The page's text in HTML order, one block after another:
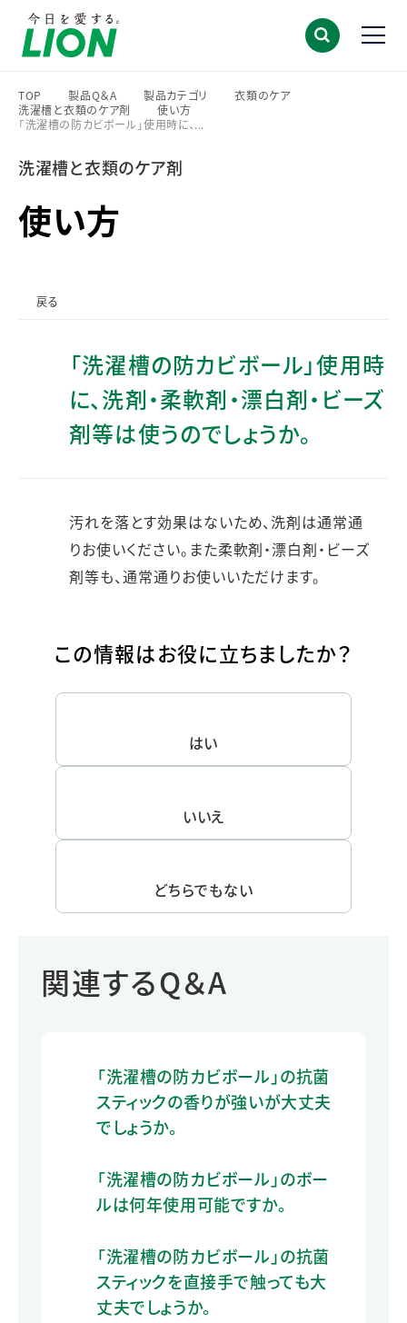
TOP
>
製品Q＆A
>
製品カテゴリ
衣類のケア
洗濯槽と衣類のケア剤
>
使い方
>
「洗濯槽の防カビボール」使用時に、...
洗濯槽と衣類のケア剤
使い方
戻る
「洗濯槽の防カビボール」使用時
に、洗剤・柔軟剤・漂白剤・ビーズ
剤等は使うのでしょうか。
汚れを落とす効果はないため、洗剤は通常通
りお使いください。また柔軟剤・漂白剤・ビーズ
剤等も、通常通りお使いいただけます。
この情報はお役に立ちましたか？
はい
いいえ
どちらでもない
関連するQ＆A
「洗濯槽の防カビボール」の抗菌
スティックの香りが強いが大丈夫
でしょうか。
「洗濯槽の防カビボール」のボー
ルは何年使用可能ですか。
「洗濯槽の防カビボール」の抗菌
スティックを直接手で触っても大
丈夫でしょうか。